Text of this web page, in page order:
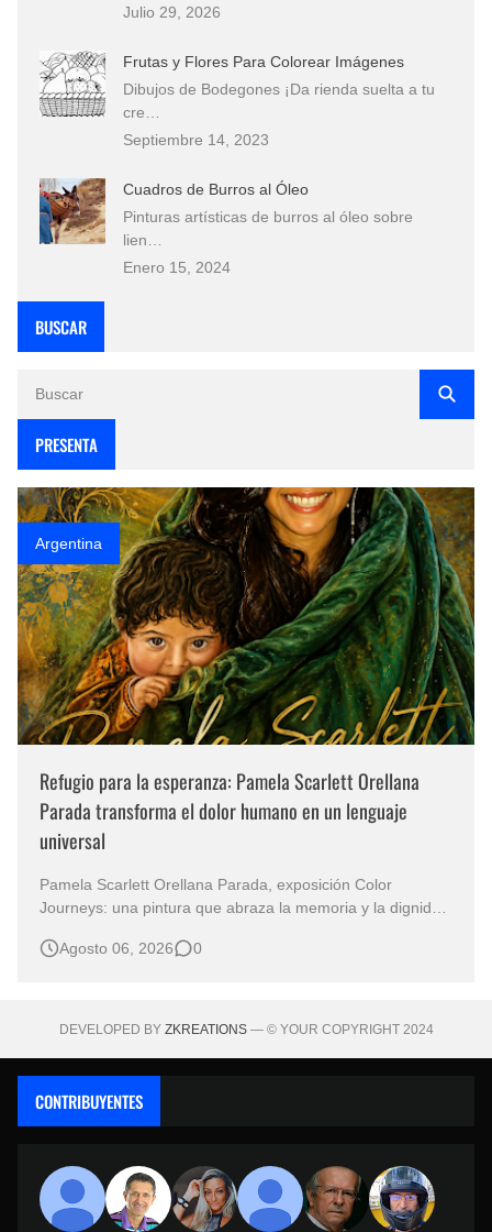
Julio 29, 2026
Frutas y Flores Para Colorear Imágenes
Dibujos de Bodegones ¡Da rienda suelta a tu
cre…
Septiembre 14, 2023
Cuadros de Burros al Óleo
Pinturas artísticas de burros al óleo sobre
lien…
Enero 15, 2024
BUSCAR
PRESENTA
Argentina
Refugio para la esperanza: Pamela Scarlett Orellana
Parada transforma el dolor humano en un lenguaje
universal
Pamela Scarlett Orellana Parada, exposición Color
Journeys: una pintura que abraza la memoria y la dignidad
obras no necesitan levantar la voz para permanecer en la
Agosto 06, 2026 0
DEVELOPED BY ZKREATIONS— © YOUR COPYRIGHT 2024
CONTRIBUYENTES